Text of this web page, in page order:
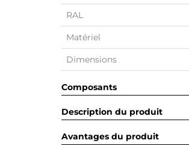
RAL
Matériel
Dimensions
Composants
Description du produit
Avantages du produit